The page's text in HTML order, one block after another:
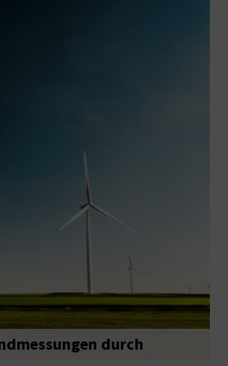
durch